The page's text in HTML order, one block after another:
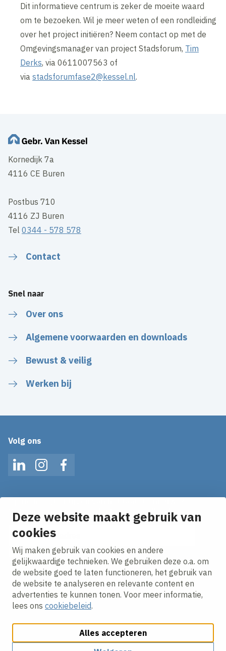
Deze website maakt gebruik van
cookies
Wij maken gebruik van cookies en andere
gelijkwaardige technieken. We gebruiken deze o.a. om
de website goed te laten functioneren, het gebruik van
de website te analyseren en relevante content en
advertenties te kunnen tonen. Voor meer informatie,
lees ons cookiebeleid.
Alles accepteren
Dit informatieve centrum is zeker de moeite waard
om te bezoeken. Wil je meer weten of een rondleiding
over het project initiëren? Neem contact op met de
Omgevingsmanager van project Stadsforum, Tim
Derks, via 0611007563 of
viastadsforumfase2@kessel.nl.
Kornedijk 7a
4116 CE Buren
Postbus 710
4116 ZJ Buren
Tel0344 - 578 578
Contact
Snel naar
Over ons
Algemene voorwaarden en downloads
Bewust & veilig
Werken bij
Volg ons
LinkedInInstagramFacebook
Ontvang onze nieuws alerts in je mailbox!
E-mailadres
Ik ga akkoord met hetprivacy statement.
Cookies aanpassenCookie beleidPrivacy policy